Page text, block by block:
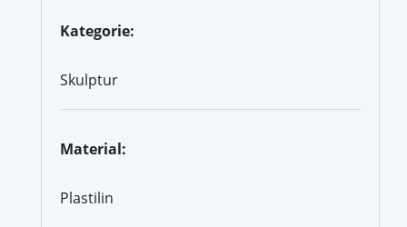
Kategorie:
Skulptur
Material:
Plastilin